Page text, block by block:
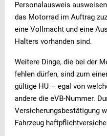
Personalausweis
das Motorrad im Auftrag
eine Vollmacht und eine
Halters vorhanden sind.
Weitere Dinge, die bei der
fehlen dürfen, sind zum
gültige HU – egal von
andere die eVB-Nummer.
Versicherungsbestätigung
Fahrzeug